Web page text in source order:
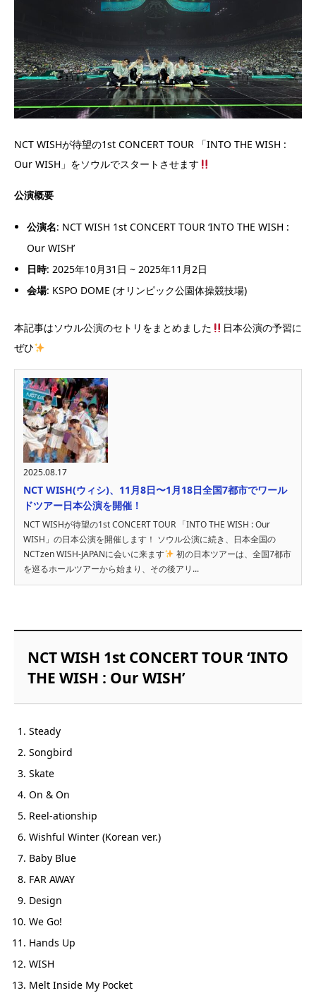
NCT WISHが待望の1st CONCERT TOUR 「INTO THE WISH :
Our WISH」をソウルでスタートさせます
公演概要
公演名: NCT WISH 1st CONCERT TOUR ‘INTO THE WISH :
Our WISH’
日時: 2025年10月31日 ~ 2025年11月2日
会場: KSPO DOME (オリンピック公園体操競技場)
本記事はソウル公演のセトリをまとめました
日本公演の予習に
ぜひ
2025.08.17
NCT WISH(ウィシ)、11月8日〜1月18日全国7都市でワール
ドツアー日本公演を開催！
NCT WISHが待望の1st CONCERT TOUR 「INTO THE WISH : Our
WISH」の日本公演を開催します！ ソウル公演に続き、日本全国の
NCTzen WISH-JAPANに会いに来ます
初の日本ツアーは、全国7都市
を巡るホールツアーから始まり、その後アリ...
NCT WISH 1st CONCERT TOUR ‘INTO
THE WISH : Our WISH’
Steady
Songbird
Skate
On & On
Reel-ationship
Wishful Winter (Korean ver.)
Baby Blue
FAR AWAY
Design
We Go!
Hands Up
WISH
Melt Inside My Pocket